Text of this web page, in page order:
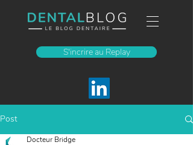
S'incrire au Replay
Post
Docteur Bridge